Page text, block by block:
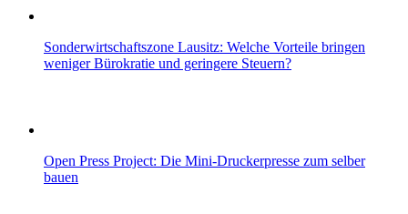
Sonderwirtschaftszone Lausitz: Welche Vorteile bringen
weniger Bürokratie und geringere Steuern?
Open Press Project: Die Mini-Druckerpresse zum selber
bauen